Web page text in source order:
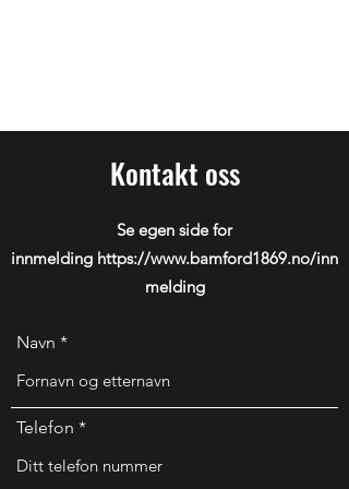
Kontakt oss
Se egen side for
innmelding https://www.bamford1869.no/inn
melding
Navn
Telefon